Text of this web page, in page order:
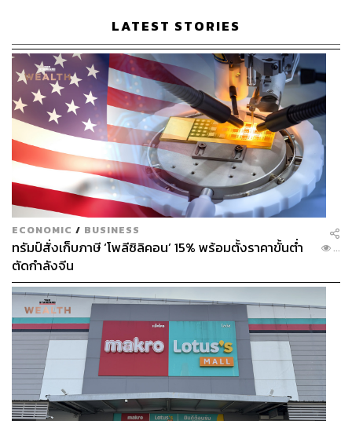
เท่ากับว่ากลุ่มคนที่จำเป็นต้องทำธุรกรรมโอนเงินต่างประเทศ
LATEST STORIES
ECONOMIC / BUSINESS
ทรัมป์สั่งเก็บภาษี ‘โพลีซิลิคอน’ 15% พร้อมตั้งราคาขั้นต่ำ
ตัดกำลังจีน
...